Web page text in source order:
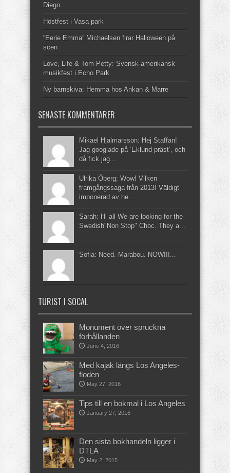
Diego
Höstfest i Vasa park
“Eerie Emma” Michaelsen firar Halloween på
scen
Love, Life & Tom Petty: Svensk-amerikansk
musikfest i Echo Park
Ny barnskiva: Hemma hos Ankan & Marre
SENASTE KOMMENTARER
Mikael Hjalmarsson: Hej Staffan!
Jag googlade på ’Eklund präst’, och
då fick jag...
Ulrika Öberg: Wow! Vilken
framgångssaga från 2013! Väldigt
imponerad av he...
Sarah: Hi all We are looking for the
Swedish"Non Stop" Choc. They a...
Sofia: Need. Marabou. NOW!!!...
TURIST I SOCAL
Monument över spruckna
förhållanden
June 4, 2016
Med kajak längs Los Angeles-
floden
May 27, 2016
Tips till en bokmal i Los Angeles
January 27, 2016
Den sista bokhandeln ligger i
DTLA
May 2, 2015